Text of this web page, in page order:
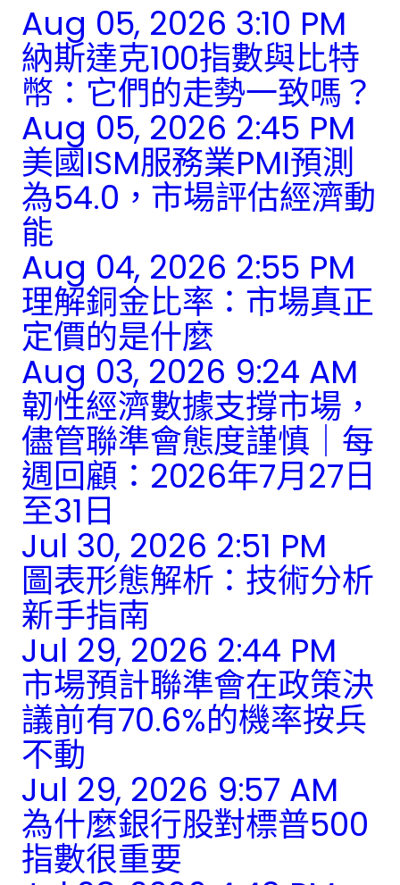
Aug 05, 2026 3:10 PM
納斯達克100指數與比特
幣：它們的走勢一致嗎？
Aug 05, 2026 2:45 PM
美國ISM服務業PMI預測
為54.0，市場評估經濟動
能
Aug 04, 2026 2:55 PM
理解銅金比率：市場真正
定價的是什麼
Aug 03, 2026 9:24 AM
韌性經濟數據支撐市場，
儘管聯準會態度謹慎｜每
週回顧：2026年7月27日
至31日
Jul 30, 2026 2:51 PM
圖表形態解析：技術分析
新手指南
Jul 29, 2026 2:44 PM
市場預計聯準會在政策決
議前有70.6%的機率按兵
不動
Jul 29, 2026 9:57 AM
為什麼銀行股對標普500
指數很重要